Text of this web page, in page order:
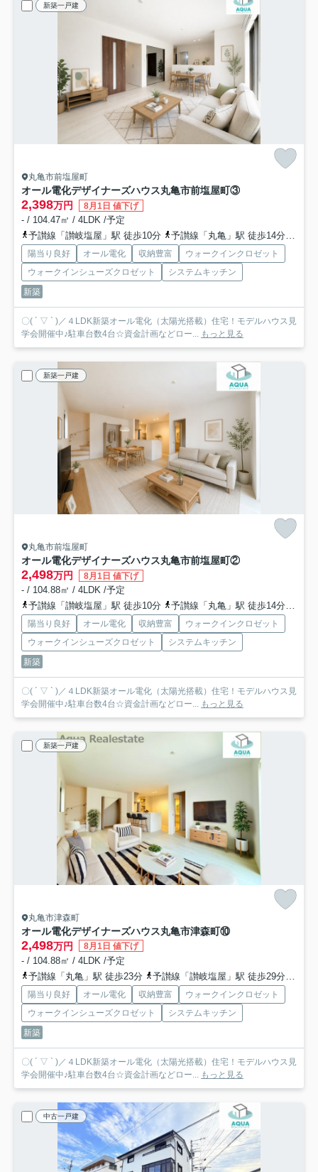
新築一戸建
丸亀市前塩屋町
オール電化デザイナーズハウス丸亀市前塩屋町③
2,398万円 8月1日 値下げ
- / 104.47㎡ / 4LDK /予定
予讃線「讃岐塩屋」駅 徒歩10分
予讃線「丸亀」駅 徒歩14分
陽当り良好 オール電化 収納豊富
ウォークインクロゼット
ウォークインシューズクロゼット
システムキッチン
新築
〇( ´ ▽ ` )／４LDK新築オール電化（太陽光搭載）住宅！モデルハウス見
学会開催中♪駐車台数4台☆資金計画などロー... もっと見る
新築一戸建
丸亀市前塩屋町
オール電化デザイナーズハウス丸亀市前塩屋町②
2,498万円 8月1日 値下げ
- / 104.88㎡ / 4LDK /予定
予讃線「讃岐塩屋」駅 徒歩10分
予讃線「丸亀」駅 徒歩14分
陽当り良好 オール電化 収納豊富
ウォークインクロゼット
ウォークインシューズクロゼット
システムキッチン
新築
〇( ´ ▽ ` )／４LDK新築オール電化（太陽光搭載）住宅！モデルハウス見
学会開催中♪駐車台数4台☆資金計画などロー... もっと見る
新築一戸建
丸亀市津森町
オール電化デザイナーズハウス丸亀市津森町⑩
2,498万円 8月1日 値下げ
- / 104.88㎡ / 4LDK /予定
予讃線「丸亀」駅 徒歩23分
予讃線「讃岐塩屋」駅 徒歩29分
陽当り良好 オール電化 収納豊富
ウォークインクロゼット
ウォークインシューズクロゼット
システムキッチン
新築
〇( ´ ▽ ` )／４LDK新築オール電化（太陽光搭載）住宅！モデルハウス見
学会開催中♪駐車台数4台☆資金計画などロー...
もっと見る
中古一戸建